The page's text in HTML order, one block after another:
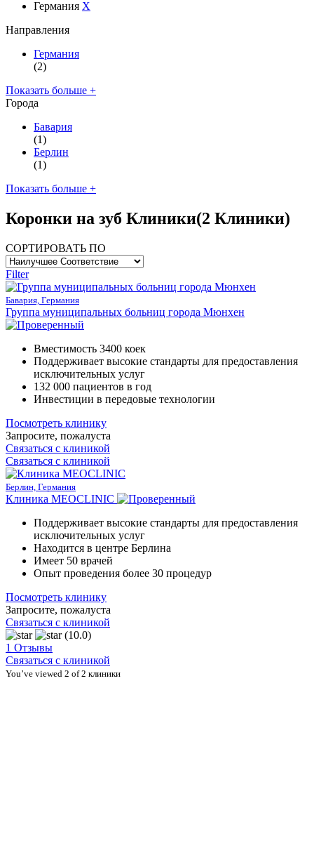
Германия X
Направления
Германия
(2)
Показать больше +
Города
Бавария
(1)
Берлин
(1)
Показать больше +
Коронки на зуб Клиники(2 Клиники)
СОРТИРОВАТЬ ПО
Filter
Бавария, Германия
Группа муниципальных больниц города Мюнхен
Вместимость 3400 коек
Поддерживает высокие стандарты для предоставления
исключительных услуг
132 000 пациентов в год
Инвестиции в передовые технологии
Посмотреть клинику
Запросите, пожалуста
Связаться с клиникой
Связаться с клиникой
Берлин, Германия
Клиника MEOCLINIC
Поддерживает высокие стандарты для предоставления
исключительных услуг
Находится в центре Берлина
Имеет 50 врачей
Опыт проведения более 30 процедур
Посмотреть клинику
Запросите, пожалуста
Связаться с клиникой
(10.0)
1 Отзывы
Связаться с клиникой
You’ve viewed 2 of 2 клиники